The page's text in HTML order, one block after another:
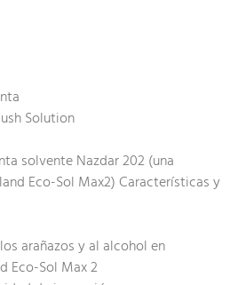
Solution
solvente Nazdar 202 (una
Eco-Sol Max2) Características y
arañazos y al alcohol en
Eco-Sol Max 2